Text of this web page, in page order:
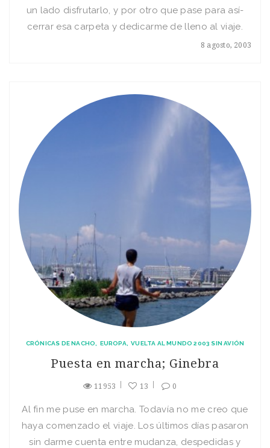
8 agosto, 2003
un lado disfrutarlo, y por otro que pase para así­
cerrar esa carpeta y dedicarme de lleno al viaje.
CRÓNICAS DE NACHO EUROPA VUELTA AL MUNDO 2003 SIN AVIÓN
Puesta en marcha; Ginebra
11953 13 0
Al fin me puse en marcha. Todaví­a no me creo que
haya comenzado el viaje. Los últimos dí­as pasaron
sin darme cuenta entre mudanza, despedidas y